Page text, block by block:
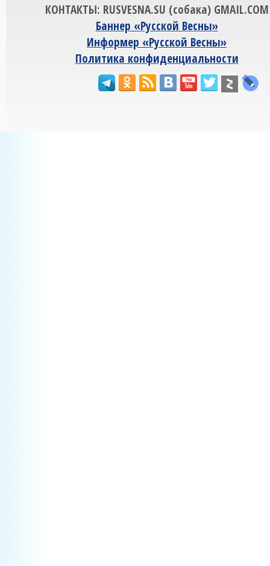
КОНТАКТЫ: RUSVESNA.SU (собака) GMAIL.COM
Баннер «Русской Весны»
Информер «Русской Весны»
Политика конфиденциальности